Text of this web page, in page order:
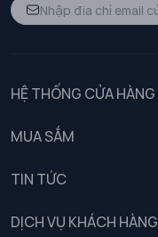
HỆ THỐNG CỬA HÀNG
MUA SẮM
TIN TỨC
DỊCH VỤ KHÁCH HÀNG